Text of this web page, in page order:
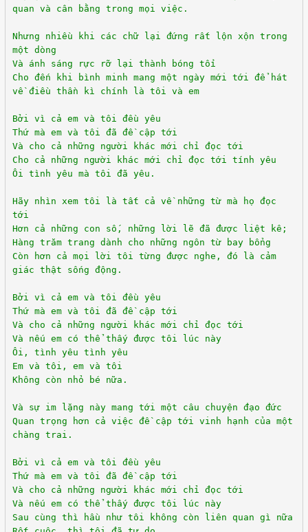
quan và cân bằng trong mọi việc.
Nhưng nhiều khi các chữ lại đứng rất lộn xộn trong
một dòng
Và ánh sáng rực rỡ lại thành bóng tối
Cho đến khi bình minh mang một ngày mới tới để hát
về điều thần kì chính là tôi và em
Bởi vì cả em và tôi đều yêu
Thứ mà em và tôi đã đề cập tới
Và cho cả những người khác mới chỉ đọc tới
Cho cả những người khác mới chỉ đọc tới tính yêu
Ôi tình yêu mà tôi đã yêu.
Hãy nhìn xem tôi là tất cả về những từ mà họ đọc
tới
Hơn cả những con số, những lời lẽ đã được liệt kê;
Hàng trăm trang dành cho những ngôn từ bay bổng
Còn hơn cả mọi lời tôi từng được nghe, đó là cảm
giác thật sống động.
Bởi vì cả em và tôi đều yêu
Thứ mà em và tôi đã đề cập tới
Và cho cả những người khác mới chỉ đọc tới
Và nếu em có thể thấy được tôi lúc này
Ôi, tình yêu tình yêu
Em và tôi, em và tôi
Không còn nhỏ bé nữa.
Và sự im lặng này mang tới một câu chuyện đạo đức
Quan trọng hơn cả việc đề cập tới vinh hạnh của một
chàng trai.
Bởi vì cả em và tôi đều yêu
Thứ mà em và tôi đã đề cập tới
Và cho cả những người khác mới chỉ đọc tới
Và nếu em có thể thấy được tôi lúc này
Sau cùng thì hầu như tôi không còn liên quan gì nữa